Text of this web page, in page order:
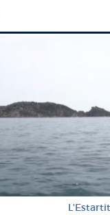
L'Estartit